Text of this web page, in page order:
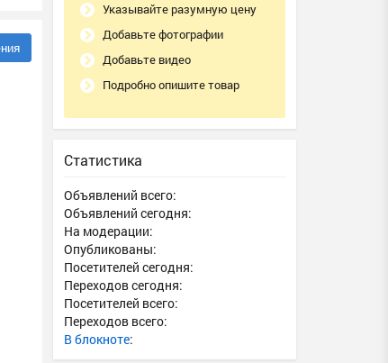
Указывайте разумную цену
Добавьте фотографии
Добавьте видео
Подробно опишите товар
Статистика
Объявлений всего:
Объявлений сегодня:
На модерации:
Опубликованы:
Посетителей сегодня:
Переходов сегодня:
Посетителей всего:
Переходов всего:
В блокноте: